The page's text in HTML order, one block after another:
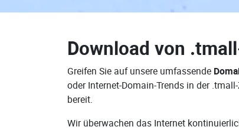
Download von
Greifen Sie auf unsere umfassende
oder Internet-Domain-Trends in der
bereit.
Wir überwachen das Internet